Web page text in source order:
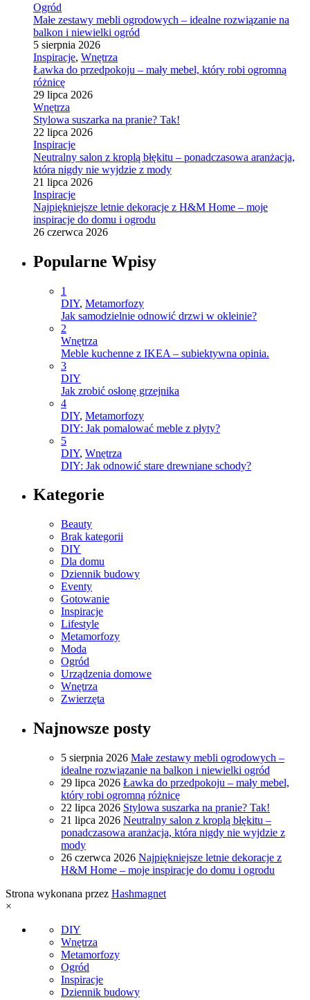
Ogród
Małe zestawy mebli ogrodowych – idealne rozwiązanie na
balkon i niewielki ogród
5 sierpnia 2026
Inspiracje, Wnętrza
Ławka do przedpokoju – mały mebel, który robi ogromną
różnicę
29 lipca 2026
Wnętrza
Stylowa suszarka na pranie? Tak!
22 lipca 2026
Inspiracje
Neutralny salon z kroplą błękitu – ponadczasowa aranżacja,
która nigdy nie wyjdzie z mody
21 lipca 2026
Inspiracje
Najpiękniejsze letnie dekoracje z H&M Home – moje
inspiracje do domu i ogrodu
26 czerwca 2026
Popularne Wpisy
1
DIY, Metamorfozy
Jak samodzielnie odnowić drzwi w okleinie?
2
Wnętrza
Meble kuchenne z IKEA – subiektywna opinia.
3
DIY
Jak zrobić osłonę grzejnika
4
DIY, Metamorfozy
DIY: Jak pomalować meble z płyty?
5
DIY, Wnętrza
DIY: Jak odnowić stare drewniane schody?
Kategorie
Beauty
Brak kategorii
DIY
Dla domu
Dziennik budowy
Eventy
Gotowanie
Inspiracje
Lifestyle
Metamorfozy
Moda
Ogród
Urządzenia domowe
Wnętrza
Zwierzęta
Najnowsze posty
5 sierpnia 2026 Małe zestawy mebli ogrodowych –
idealne rozwiązanie na balkon i niewielki ogród
29 lipca 2026 Ławka do przedpokoju – mały mebel,
który robi ogromną różnicę
22 lipca 2026 Stylowa suszarka na pranie? Tak!
21 lipca 2026 Neutralny salon z kroplą błękitu –
ponadczasowa aranżacja, która nigdy nie wyjdzie z
mody
26 czerwca 2026 Najpiękniejsze letnie dekoracje z
H&M Home – moje inspiracje do domu i ogrodu
Strona wykonana przez Hashmagnet
×
DIY
Wnętrza
Metamorfozy
Ogród
Inspiracje
Dziennik budowy